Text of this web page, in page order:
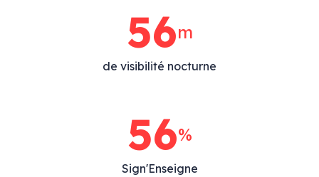
84m
de visibilité nocturne
84%
Sign'Enseigne